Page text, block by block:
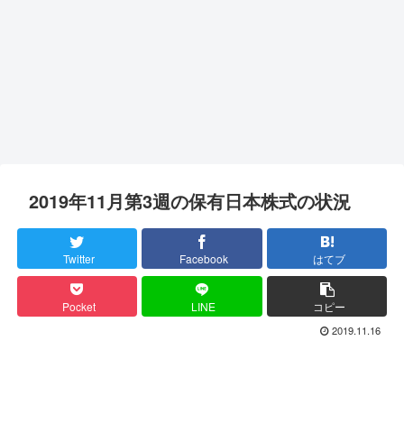
2019年11月第3週の保有日本株式の状況
Twitter Facebook はてブ
Pocket LINE コピー
2019.11.16